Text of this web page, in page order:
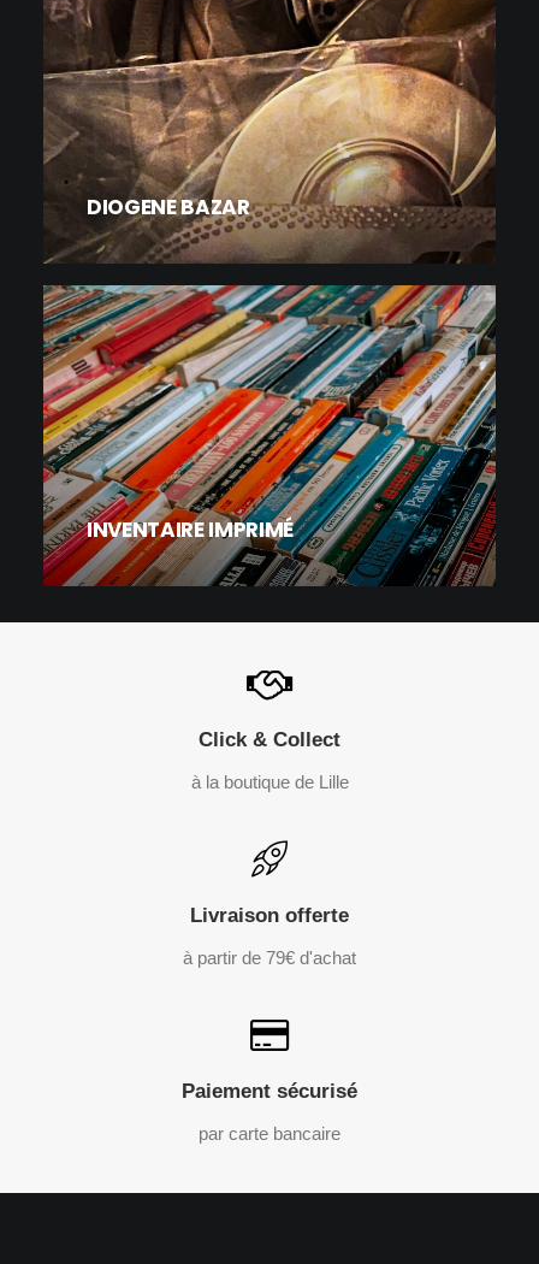
DIOGENE BAZAR
INVENTAIRE IMPRIMÉ
Click & Collect
à la boutique de Lille
Livraison offerte
à partir de 79€ d'achat
Paiement sécurisé
par carte bancaire